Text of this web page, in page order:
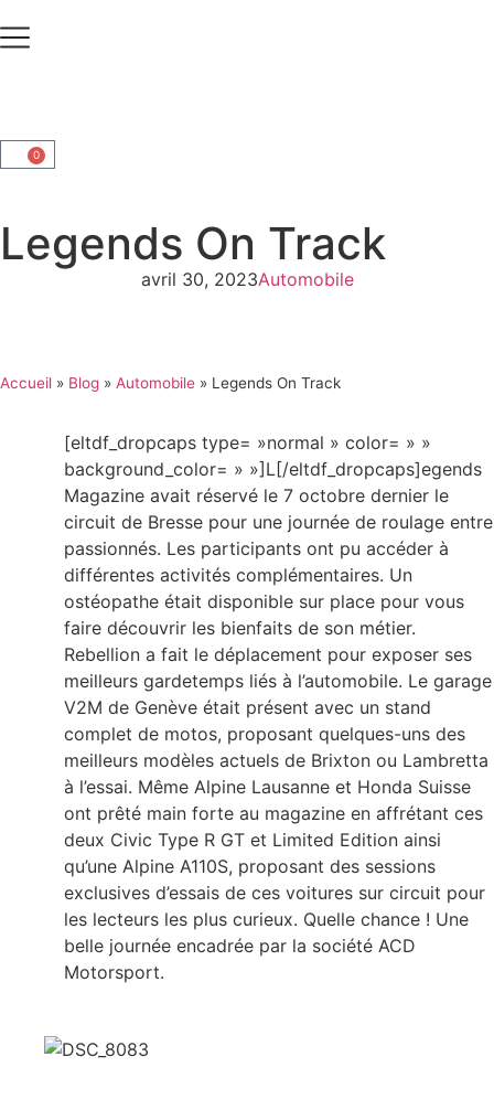
0
Legends On Track
avril 30, 2023Automobile
Accueil » Blog » Automobile » Legends On Track
[eltdf_dropcaps type= »normal » color= » »
background_color= » »]L[/eltdf_dropcaps]egends
Magazine avait réservé le 7 octobre dernier le
circuit de Bresse pour une journée de roulage entre
passionnés. Les participants ont pu accéder à
différentes activités complémentaires. Un
ostéopathe était disponible sur place pour vous
faire découvrir les bienfaits de son métier.
Rebellion a fait le déplacement pour exposer ses
meilleurs gardetemps liés à l’automobile. Le garage
V2M de Genève était présent avec un stand
complet de motos, proposant quelques-uns des
meilleurs modèles actuels de Brixton ou Lambretta
à l’essai. Même Alpine Lausanne et Honda Suisse
ont prêté main forte au magazine en affrétant ces
deux Civic Type R GT et Limited Edition ainsi
qu’une Alpine A110S, proposant des sessions
exclusives d’essais de ces voitures sur circuit pour
les lecteurs les plus curieux. Quelle chance ! Une
belle journée encadrée par la société ACD
Motorsport.